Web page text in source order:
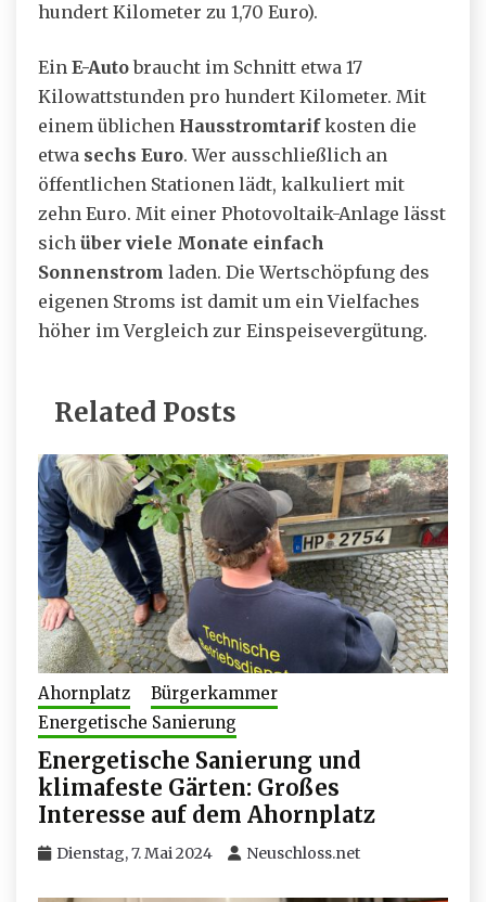
hundert Kilometer zu 1,70 Euro).
Ein E-Autobraucht im Schnitt etwa 17
Kilowattstunden pro hundert Kilometer. Mit
einem üblichen Hausstromtarifkosten die
etwa sechs Euro. Wer ausschließlich an
öffentlichen Stationen lädt, kalkuliert mit
zehn Euro. Mit einer Photovoltaik-Anlage lässt
sich über viele Monate einfach
Sonnenstrom laden. Die Wertschöpfung des
eigenen Stroms ist damit um ein Vielfaches
höher im Vergleich zur Einspeisevergütung.
Related Posts
Ahornplatz
Bürgerkammer
Energetische Sanierung
Energetische Sanierung und
klimafeste Gärten: Großes
Interesse auf dem Ahornplatz
Dienstag, 7. Mai 2024 Neuschloss.net